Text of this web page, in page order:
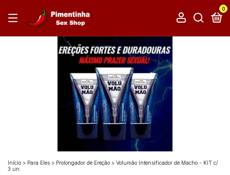
0
Início > Para Eles > Prolongador de Ereção > Volumão Intensificador de Macho - KIT c/
3 un.